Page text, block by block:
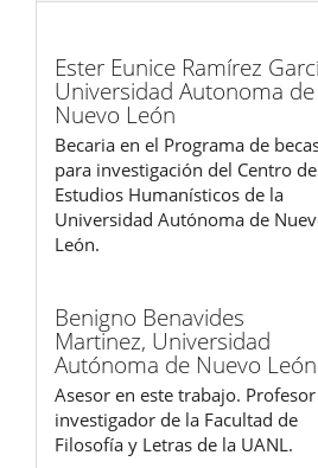
Ester Eunice Ramírez
Universidad Autonoma de
Nuevo León
Becaria en el Programa de
para investigación del Centro de
Estudios Humanísticos de la
Universidad Autónoma de
León.
Benigno Benavides
Martinez, Universidad
Autónoma de Nuevo León
Asesor en este trabajo. Profesor
investigador de la Facultad de
Filosofía y Letras de la UANL.